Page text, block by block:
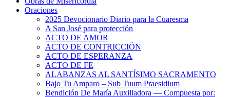
Oraciones
2025 Devocionario Diario para la Cuaresma
A San José para protección
ACTO DE AMOR
ACTO DE CONTRICCIÓN
ACTO DE ESPERANZA
ACTO DE FE
ALABANZAS AL SANTÍSIMO SACRAMENTO
Bajo Tu Amparo – Sub Tuum Praesidium
Bendición De María Auxiliadora — Compuesta por: